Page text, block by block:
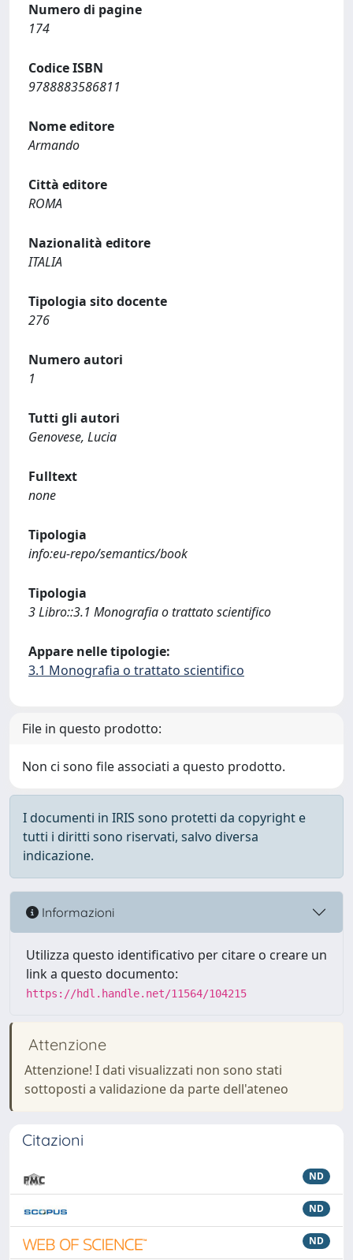
Numero di pagine
174
Codice ISBN
9788883586811
Nome editore
Armando
Città editore
ROMA
Nazionalità editore
ITALIA
Tipologia sito docente
276
Numero autori
1
Tutti gli autori
Genovese, Lucia
Fulltext
none
Tipologia
info:eu-repo/semantics/book
Tipologia
3 Libro::3.1 Monografia o trattato scientifico
Appare nelle tipologie:
3.1 Monografia o trattato scientifico
File in questo prodotto:
Non ci sono file associati a questo prodotto.
I documenti in IRIS sono protetti da copyright e
tutti i diritti sono riservati, salvo diversa
indicazione.
Informazioni
Utilizza questo identificativo per citare o creare un
link a questo documento:
https://hdl.handle.net/11564/104215
Attenzione
Attenzione! I dati visualizzati non sono stati
sottoposti a validazione da parte dell'ateneo
Citazioni
ND
ND
ND